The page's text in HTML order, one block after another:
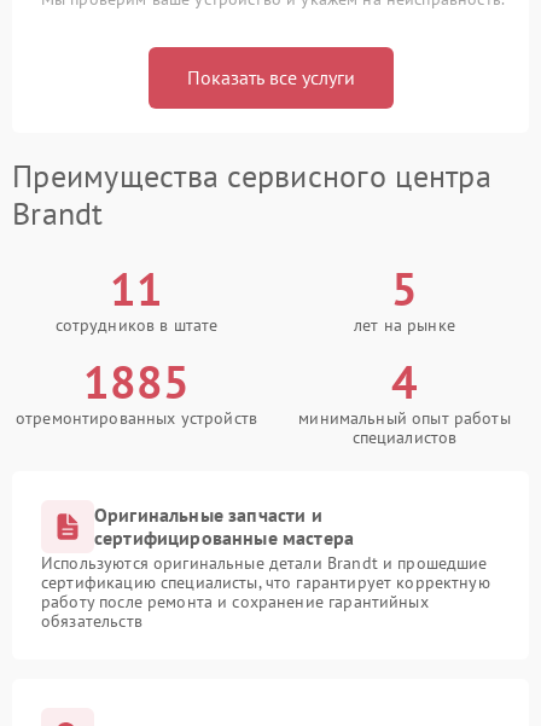
Показать все услуги
Преимущества сервисного центра
Brandt
11
сотрудников в штате
5
лет на рынке
1885
отремонтированных устройств
4
минимальный опыт работы
специалистов
Оригинальные запчасти и
сертифицированные мастера
Используются оригинальные детали Brandt и прошедшие
сертификацию специалисты, что гарантирует корректную
работу после ремонта и сохранение гарантийных
обязательств